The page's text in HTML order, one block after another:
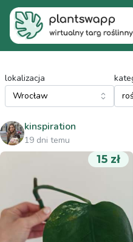
lokalizacja
kinspiration
19 dni temu
15 zł